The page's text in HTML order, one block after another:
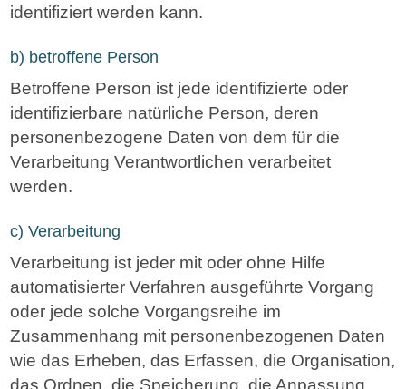
identifiziert werden kann.
b) betroffene Person
Betroffene Person ist jede identifizierte oder
identifizierbare natürliche Person, deren
personenbezogene Daten von dem für die
Verarbeitung Verantwortlichen verarbeitet
werden.
c) Verarbeitung
Verarbeitung ist jeder mit oder ohne Hilfe
automatisierter Verfahren ausgeführte Vorgang
oder jede solche Vorgangsreihe im
Zusammenhang mit personenbezogenen Daten
wie das Erheben, das Erfassen, die Organisation,
das Ordnen, die Speicherung, die Anpassung